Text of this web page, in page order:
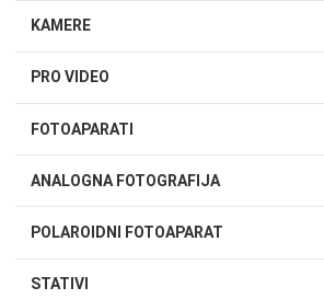
KAMERE
PRO VIDEO
FOTOAPARATI
ANALOGNA FOTOGRAFIJA
POLAROIDNI FOTOAPARAT
STATIVI